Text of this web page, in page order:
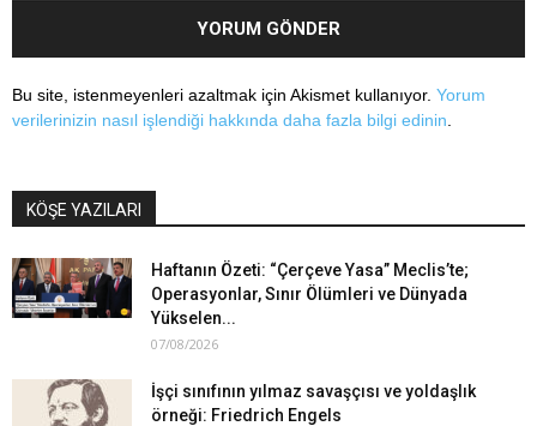
Bu site, istenmeyenleri azaltmak için Akismet kullanıyor. Yorum
verilerinizin nasıl işlendiği hakkında daha fazla bilgi edinin
KÖŞE YAZILARI
Haftanın Özeti: “Çerçeve Yasa” Meclis’te;
Operasyonlar, Sınır Ölümleri ve Dünyada
Yükselen...
07/08/2026
İşçi sınıfının yılmaz savaşçısı ve yoldaşlık
örneği: Friedrich Engels